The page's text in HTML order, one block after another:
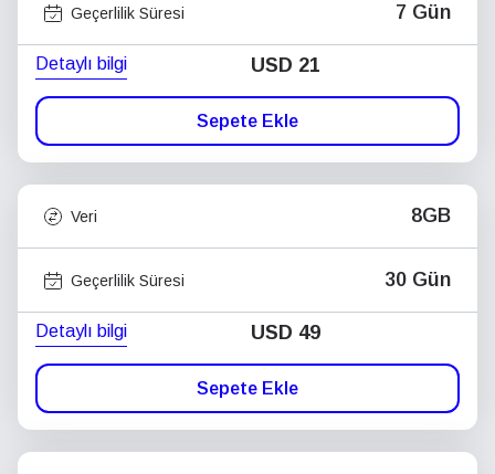
Geçerlilik Süresi 7 Gün
Detaylı bilgi USD 21
Sepete Ekle
Veri 8GB
Geçerlilik Süresi 30 Gün
Detaylı bilgi USD 49
Sepete Ekle